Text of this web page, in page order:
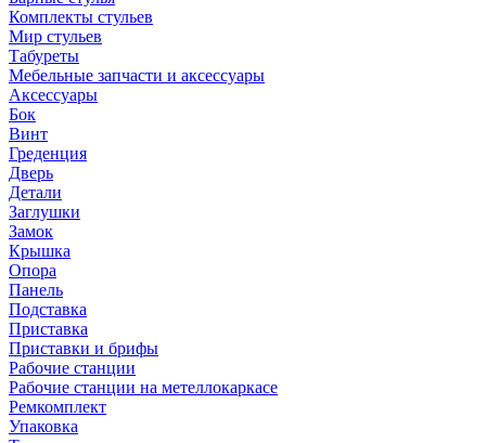
Комплекты стульев
Мир стульев
Табуреты
Мебельные запчасти и аксессуары
Аксессуары
Бок
Винт
Греденция
Дверь
Детали
Заглушки
Замок
Крышка
Опора
Панель
Подставка
Приставка
Приставки и брифы
Рабочие станции
Рабочие станции на метеллокаркасе
Ремкомплект
Упаковка